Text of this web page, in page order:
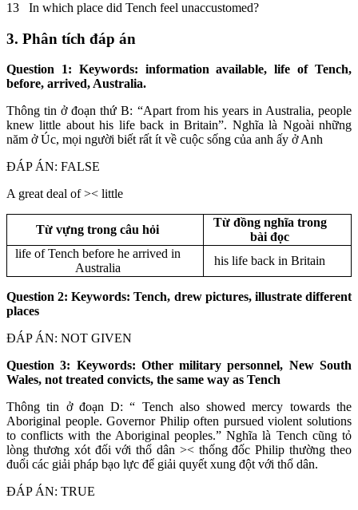
13 In which place did Tench feel unaccustomed?
3. Phân tích đáp án
Question 1: Keywords: information available, life of Tench,
before, arrived, Australia.
Thông tin ở đoạn thứ B: “Apart from his years in Australia, people
knew little about his life back in Britain”. Nghĩa là Ngoài những
năm ở Úc, mọi người biết rất ít về cuộc sống của anh ấy ở Anh
ĐÁP ÁN: FALSE
A great deal of >< little
Từ vựng trong câu hỏi
Từ đồng nghĩa trong
bài đọc
life of Tench before he arrived in
Australia
his life back in Britain
Question 2: Keywords: Tench, drew pictures, illustrate different
places
ĐÁP ÁN: NOT GIVEN
Question 3: Keywords: Other military personnel, New South
Wales, not treated convicts, the same way as Tench
Thông tin ở đoạn D: “ Tench also showed mercy towards the
Aboriginal people. Governor Philip often pursued violent solutions
to conflicts with the Aboriginal peoples.” Nghĩa là Tench cũng tỏ
lòng thương xót đối với thổ dân >< thống đốc Philip thường theo
đuổi các giải pháp bạo lực để giải quyết xung đột với thổ dân.
ĐÁP ÁN: TRUE